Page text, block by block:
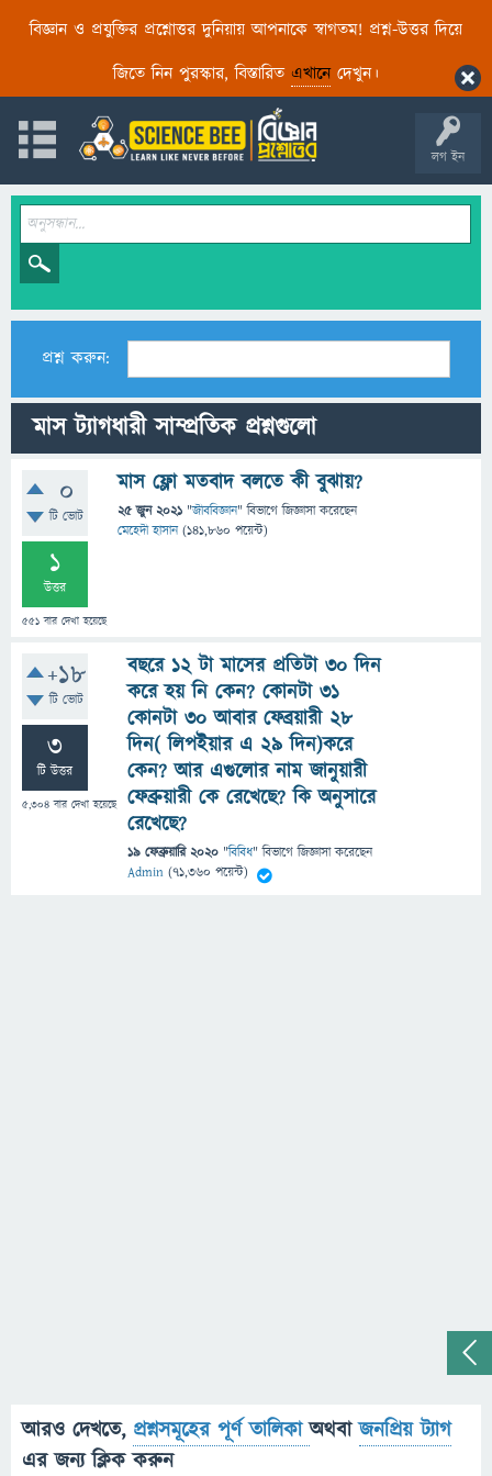
বিজ্ঞান ও প্রযুক্তির প্রশ্নোত্তর দুনিয়ায় আপনাকে স্বাগতম! প্রশ্ন-উত্তর দিয়ে
জিতে নিন পুরস্কার, বিস্তারিত এখানেদেখুন।
লগ ইন
প্রশ্ন করুন:
মাস ট্যাগধারী সাম্প্রতিক প্রশ্নগুলো
0
টি ভোট
1
উত্তর
551 বার দেখা হয়েছে
মাস ফ্লো মতবাদ বলতে কী বুঝায়?
25 জুন 2021 "জীববিজ্ঞান" বিভাগে জিজ্ঞাসাকরেছেন
মেহেদী হাসান (141,860 পয়েন্ট)
+18
টি ভোট
3
টি উত্তর
5,304 বার দেখা হয়েছে
বছরে ১২ টা মাসের প্রতিটা ৩০ দিন
করে হয় নি কেন? কোনটা ৩১
কোনটা ৩০ আবার ফেব্রয়ারী ২৮
দিন( লিপইয়ার এ ২৯ দিন)করে
কেন? আর এগুলোর নাম জানুয়ারী
ফেব্রুয়ারী কে রেখেছে? কি অনুসারে
রেখেছে?
19 ফেব্রুয়ারি 2020 "বিবিধ" বিভাগে জিজ্ঞাসাকরেছেন
Admin (71,360 পয়েন্ট)
আরও দেখতে, প্রশ্নসমূহের পূর্ণ তালিকাঅথবাজনপ্রিয় ট্যাগ
এর জন্য ক্লিক করুন